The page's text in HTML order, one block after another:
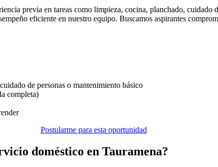
previa en tareas como limpieza, cocina, planchado,
eficiente en nuestro equipo. Buscamos aspirantes
de personas o mantenimiento básico
completa)
Postularme para esta oportunidad
doméstico en Tauramena?